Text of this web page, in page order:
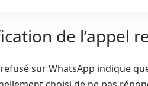
de l’appel
sur WhatsApp indique